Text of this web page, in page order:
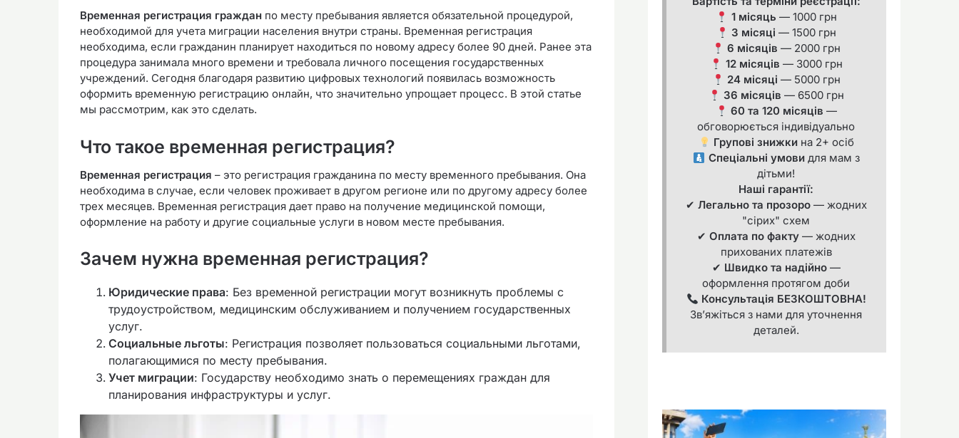
Временная регистрация граждан по месту пребывания является обязательной процедурой,
необходимой для учета миграции населения внутри страны. Временная регистрация
необходима, если гражданин планирует находиться по новому адресу более 90 дней. Ранее эта
процедура занимала много времени и требовала личного посещения государственных
учреждений. Сегодня благодаря развитию цифровых технологий появилась возможность
оформить временную регистрацию онлайн, что значительно упрощает процесс. В этой статье
мы рассмотрим, как это сделать.
Что такое временная регистрация?
Временная регистрация – это регистрация гражданина по месту временного пребывания. Она
необходима в случае, если человек проживает в другом регионе или по другому адресу более
трех месяцев. Временная регистрация дает право на получение медицинской помощи,
оформление на работу и другие социальные услуги в новом месте пребывания.
Зачем нужна временная регистрация?
Юридические права: Без временной регистрации могут возникнуть проблемы с
трудоустройством, медицинским обслуживанием и получением государственных
услуг.
Социальные льготы: Регистрация позволяет пользоваться социальными льготами,
полагающимися по месту пребывания.
Учет миграции: Государству необходимо знать о перемещениях граждан для
планирования инфраструктуры и услуг.
1 місяць — 1000 грн
3 місяці — 1500 грн
6 місяців — 2000 грн
12 місяців — 3000 грн
24 місяці — 5000 грн
36 місяців — 6500 грн
60 та 120 місяців —
обговорюється індивідуально
Групові знижки на 2+ осіб
Спеціальні умовидля мам з
дітьми!
Наші гарантії:
✔ Легально та прозоро— жодних
"сірих" схем
✔ Оплата по факту— жодних
прихованих платежів
✔ Швидко та надійно—
оформлення протягом доби
Консультація БЕЗКОШТОВНА!
Зв’яжіться з нами для уточнення
деталей.